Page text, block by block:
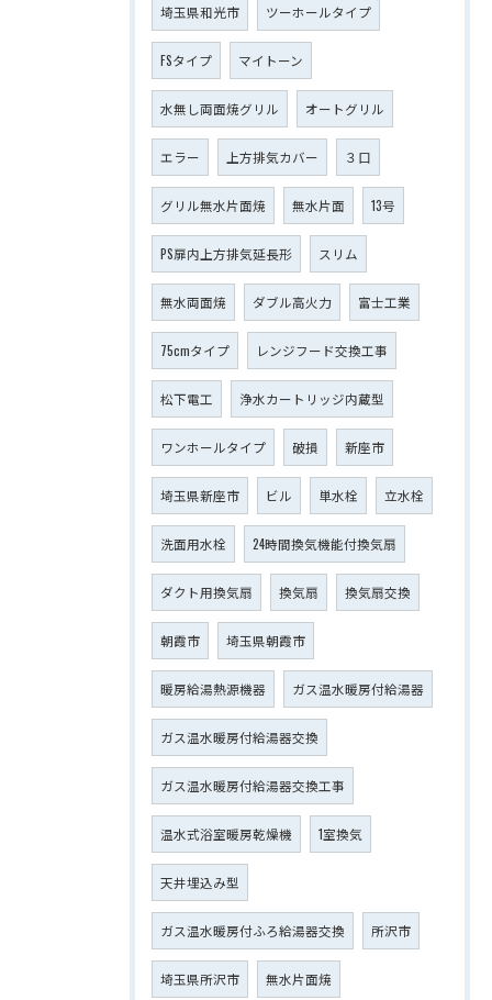
埼玉県和光市 ツーホールタイプ
FSタイプ マイトーン
水無し両面焼グリル オートグリル
エラー 上方排気カバー ３口
グリル無水片面焼 無水片面 13号
PS扉内上方排気延長形 スリム
無水両面焼 ダブル高火力 富士工業
75cmタイプ レンジフード交換工事
松下電工 浄水カートリッジ内蔵型
ワンホールタイプ 破損 新座市
埼玉県新座市 ビル 単水栓 立水栓
洗面用水栓 24時間換気機能付換気扇
ダクト用換気扇 換気扇 換気扇交換
朝霞市 埼玉県朝霞市
暖房給湯熱源機器 ガス温水暖房付給湯器
ガス温水暖房付給湯器交換
ガス温水暖房付給湯器交換工事
温水式浴室暖房乾燥機 1室換気
天井埋込み型
ガス温水暖房付ふろ給湯器交換 所沢市
埼玉県所沢市 無水片面焼